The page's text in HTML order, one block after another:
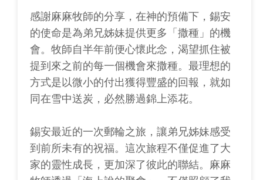
感謝麻麻牧師的分享，在神的預備下，錫安
的使命是為弟兄姊妹提供更多「撒種」的機
會。牧師自半年前便心懷此念，渴望抓住被
提到來之前的每一個機會來撒種。最理想的
方式是以微小的付出獲得豐盛的回報，就如
同在雪中送炭，必然勝過錦上添花。
錫安最近的一次郵輪之旅，讓弟兄姊妹感受
到前所未有的祝福。這次旅程不僅促進了大
家的靈性成長，更加深了彼此的聯結。麻麻